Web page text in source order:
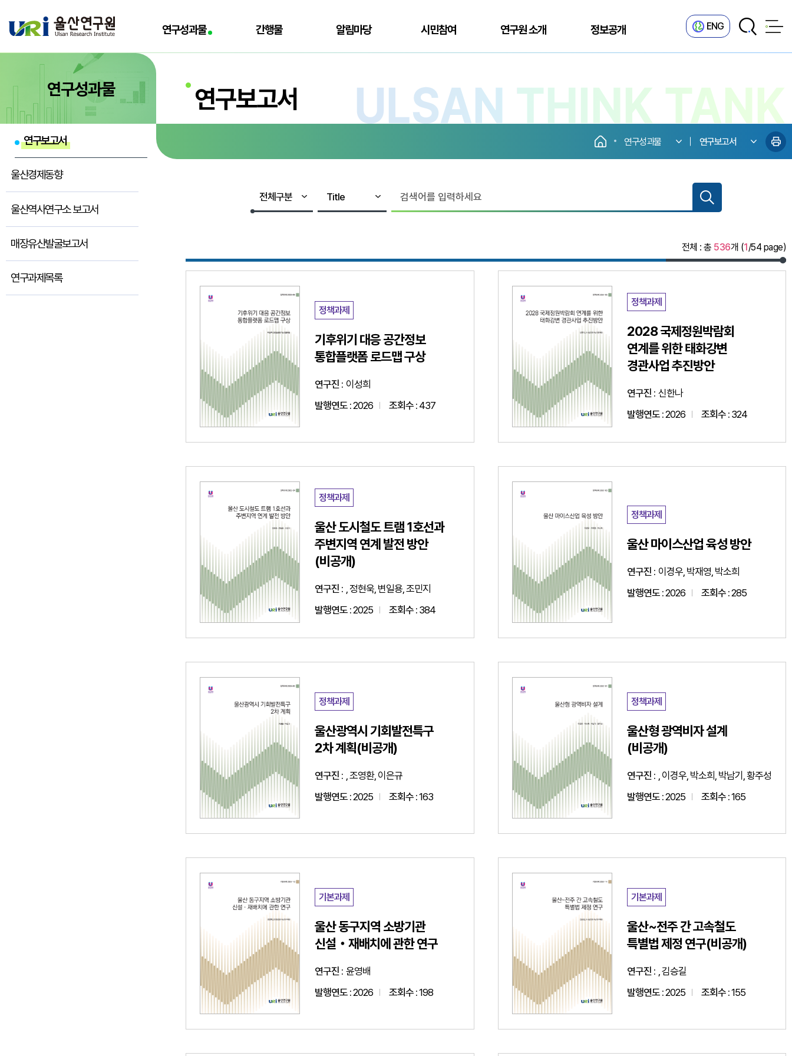
연구성과물 간행물 알림마당 시민참여 연구원 소개 정보공개 ENG
연구성과물
연구보고서
울산경제동향
울산역사연구소 보고서
매장유산발굴보고서
연구과제목록
연구보고서
연구성과물 연구보고서
전체 : 총 536개 (1/54 page)
정책과제
기후위기 대응 공간정보
통합플랫폼 로드맵 구상
연구진 : 이성희
발행연도 :2026 조회수 : 437
정책과제
2028 국제정원박람회
연계를 위한 태화강변
경관사업 추진방안
연구진 : 신한나
발행연도 :2026 조회수 :324
정책과제
울산 도시철도 트램 1호선과
주변지역 연계 발전 방안
(비공개)
연구진 : , 정현욱, 변일용, 조민지
발행연도 :2025 조회수 : 384
정책과제
울산 마이스산업 육성 방안
연구진 : 이경우, 박재영, 박소희
발행연도 :2026 조회수 :285
정책과제
울산광역시 기회발전특구
2차 계획(비공개)
연구진 : , 조영환, 이은규
발행연도 :2025 조회수 :163
정책과제
울산형 광역비자 설계
(비공개)
연구진 : , 이경우, 박소희, 박남기, 황주성
발행연도 :2025 조회수 :165
기본과제
울산 동구지역 소방기관
신설‧재배치에 관한 연구
연구진 : 윤영배
발행연도 :2026 조회수 :198
기본과제
울산~전주 간 고속철도
특별법 제정 연구(비공개)
연구진 : , 김승길
발행연도 :2025 조회수 :155